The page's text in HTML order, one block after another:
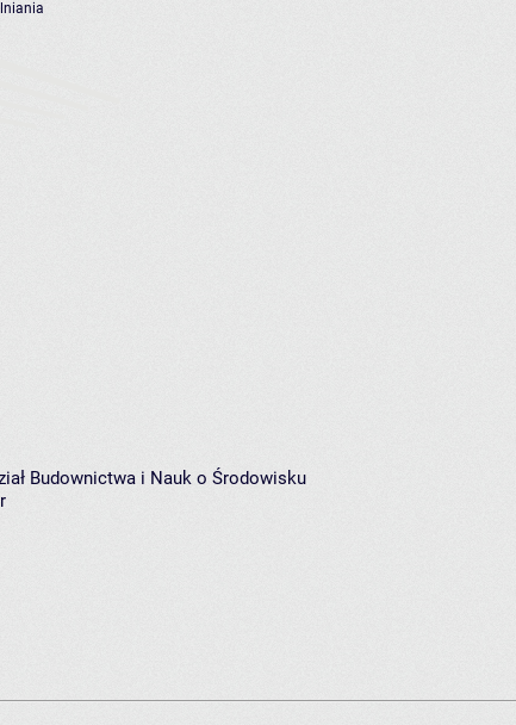
Budownictwa i Nauk o Środowisku